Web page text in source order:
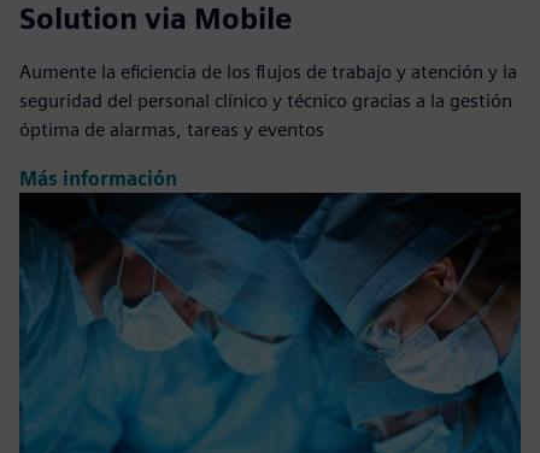
Solution via Mobile
Aumente la eficiencia de los flujos de trabajo y atención y la
seguridad del personal clínico y técnico gracias a la gestión
óptima de alarmas, tareas y eventos
Más información